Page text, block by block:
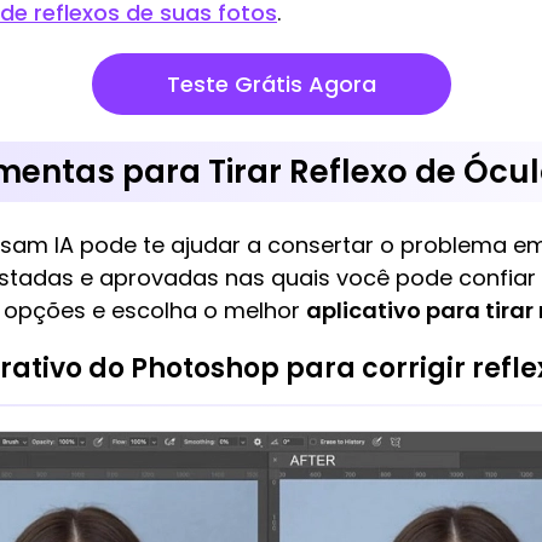
reflexos de suas fotos.
Teste Grátis Agora
para Tirar Reflexo de
IA pode te ajudar a consertar o problema
e aprovadas nas quais você pode
e escolha o melhor aplicativo para tirar
do Photoshop para corrigir